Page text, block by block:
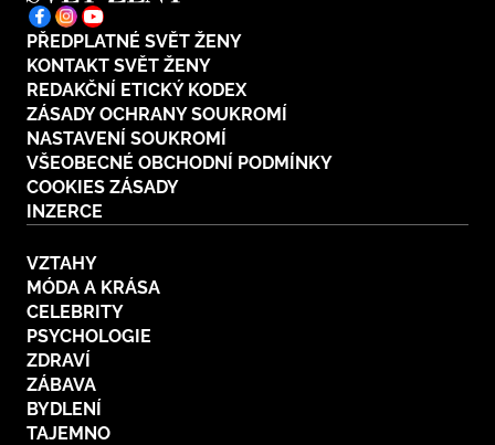
PŘEDPLATNÉ SVĚT ŽENY
KONTAKT SVĚT ŽENY
REDAKČNÍ ETICKÝ KODEX
ZÁSADY OCHRANY SOUKROMÍ
NASTAVENÍ SOUKROMÍ
VŠEOBECNÉ OBCHODNÍ PODMÍNKY
COOKIES ZÁSADY
INZERCE
VZTAHY
MÓDA A KRÁSA
CELEBRITY
PSYCHOLOGIE
ZDRAVÍ
ZÁBAVA
BYDLENÍ
TAJEMNO